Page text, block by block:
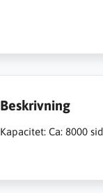
Beskrivning
Kapacitet: Ca: 8000